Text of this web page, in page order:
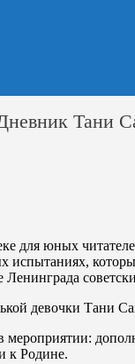
Тани
для юных
испытаниях,
девочки Тани
мероприятии:
к Родине.